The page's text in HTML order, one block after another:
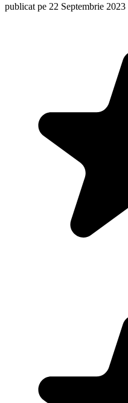
publicat pe 22 Septembrie 2023